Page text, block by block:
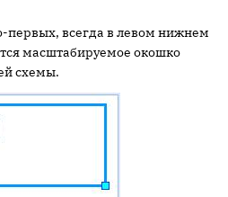
первых, всегда в левом нижнем
масштабируемое окошко
схемы.